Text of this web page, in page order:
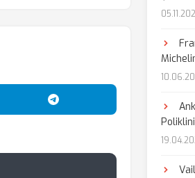
Paylaş Telegram'da Paylaş